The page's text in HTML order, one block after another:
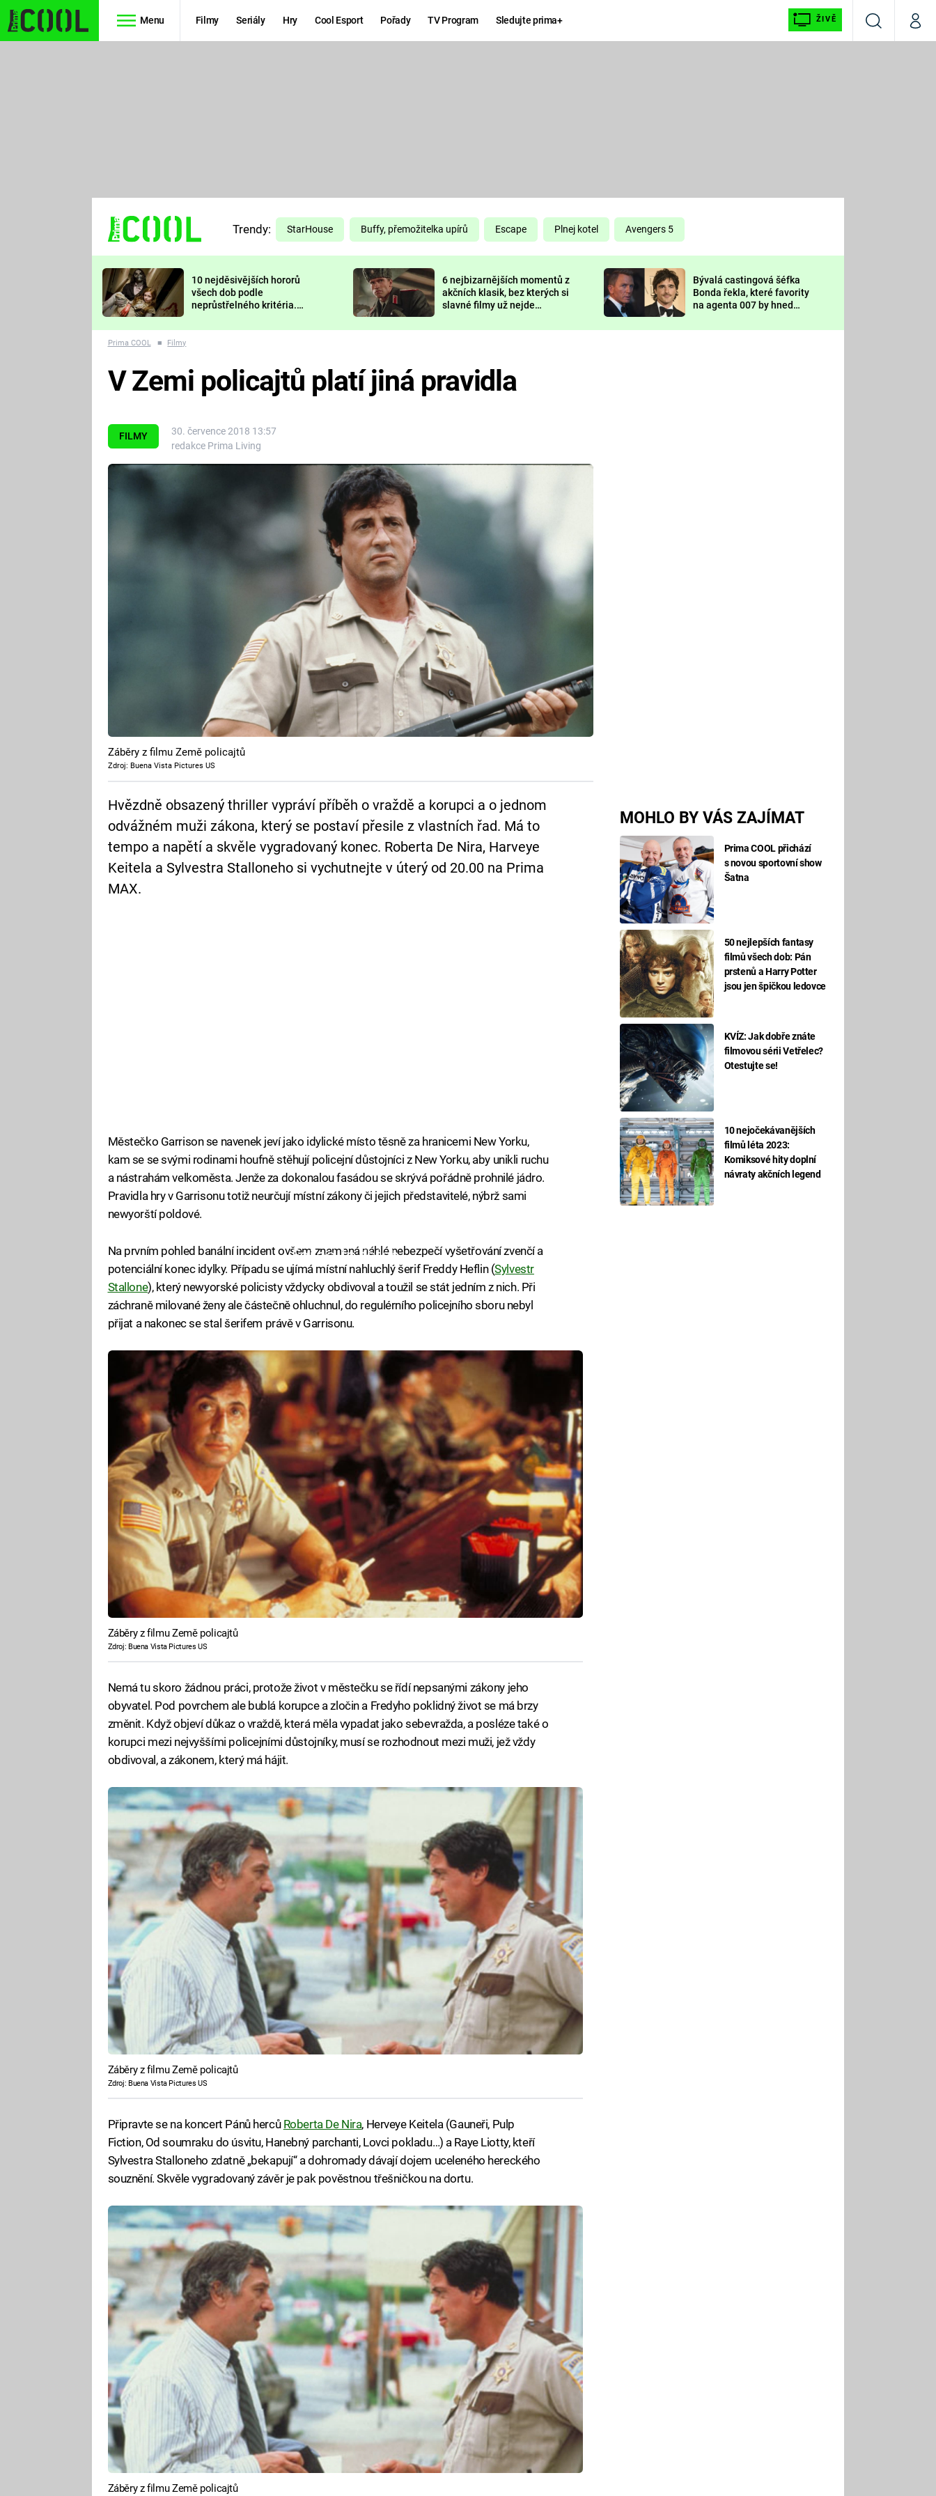
Menu Filmy Seriály Hry Cool Esport Pořady TV Program Sledujte prima+ ŽIVĚ
VyhledáváníMůj
TŘESKU
FUTURAMA
PREDÁTOR
DELIVERANCE
KOMEDIE
CHUCK
NORRIS
DEADPOOL
Prima LAJK
Sledujte nás
Trendy: StarHouse Buffy, přemožitelka upírů Escape Plnej kotel Avengers 5
10 nejděsivějších hororů
všech dob podle
neprůstřelného kritéria.
nejvíc zvednou tep?
6 nejbizarnějších momentů z
akčních klasik, bez kterých si
slavné filmy už nejde
Bývalá castingová šéfka
Bonda řekla, které favority
na agenta 007 by hned
Prima COOL ■ Filmy
FILMY
30. července 2018 13:57
redakce Prima Living
MOHLO BY VÁS ZAJÍMAT
Prima COOL přichází
s novou sportovní show
Šatna
50 nejlepších fantasy
filmů všech dob: Pán
prstenů a Harry Potter
jsou jen špičkou ledovce
KVÍZ: Jak dobře znáte
filmovou sérii Vetřelec?
Otestujte se!
10 nejočekávanějších
filmů léta 2023:
Komiksové hity doplní
návraty akčních legend
V Zemi policajtů platí jiná pravidla
Záběry z filmu Země policajtů
Zdroj: Buena Vista Pictures US
Hvězdně obsazený thriller vypráví příběh o vraždě a korupci a o jednom
odvážném muži zákona, který se postaví přesile z vlastních řad. Má to
tempo a napětí a skvěle vygradovaný konec. Roberta De Nira, Harveye
Keitela a Sylvestra Stalloneho si vychutnejte v úterý od 20.00 na Prima
MAX.
Městečko Garrison se navenek jeví jako idylické místo těsně za hranicemi New Yorku,
kam se se svými rodinami houfně stěhují policejní důstojníci z New Yorku, aby unikli ruchu
a nástrahám velkoměsta. Jenže za dokonalou fasádou se skrývá pořádně prohnilé jádro.
Pravidla hry v Garrisonu totiž neurčují místní zákony či jejich představitelé, nýbrž sami
newyorští poldové.
Failed to fetch
Na prvním pohled banální incident ovšem znamená náhlé nebezpečí vyšetřování zvenčí a
potenciální konec idylky. Případu se ujímá místní nahluchlý šerif Freddy Heflin (Sylvestr
Stallone), který newyorské policisty vždycky obdivoval a toužil se stát jedním z nich. Při
záchraně milované ženy ale částečně ohluchnul, do regulérního policejního sboru nebyl
přijat a nakonec se stal šerifem právě v Garrisonu.
Záběry z filmu Země policajtů
Zdroj: Buena Vista Pictures US
Nemá tu skoro žádnou práci, protože život v městečku se řídí nepsanými zákony jeho
obyvatel. Pod povrchem ale bublá korupce a zločin a Fredyho poklidný život se má brzy
změnit. Když objeví důkaz o vraždě, která měla vypadat jako sebevražda, a posléze také o
korupci mezi nejvyššími policejními důstojníky, musí se rozhodnout mezi muži, jež vždy
obdivoval, a zákonem, který má hájit.
Záběry z filmu Země policajtů
Zdroj: Buena Vista Pictures US
Připravte se na koncert Pánů herců Roberta De Nira, Herveye Keitela (Gauneři, Pulp
Fiction, Od soumraku do úsvitu, Hanebný parchanti, Lovci pokladu…) a Raye Liotty, kteří
Sylvestra Stalloneho zdatně „bekapují“ a dohromady dávají dojem uceleného hereckého
souznění. Skvěle vygradovaný závěr je pak pověstnou třešničkou na dortu.
Záběry z filmu Země policajtů